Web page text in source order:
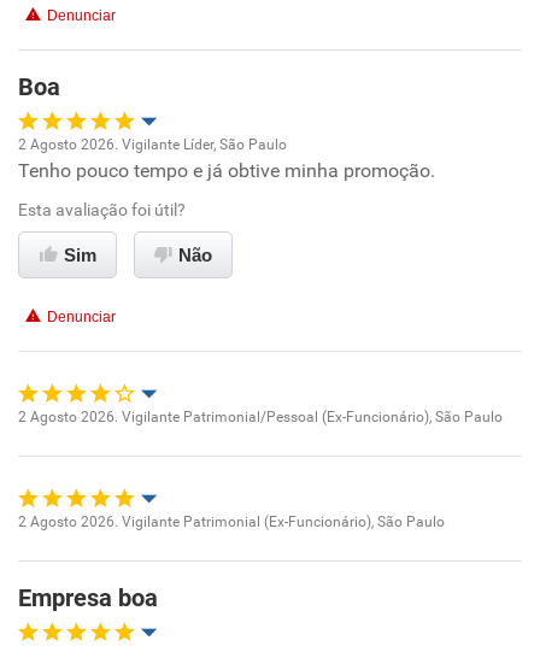
Denunciar
Boa
Oportunidade de promoção
Ambiente de trabalho
Benefícios
Recomenda esta empresa
2 Agosto 2026. Vigilante Líder, São Paulo
Tenho pouco tempo e já obtive minha promoção.
Esta avaliação foi útil?
Sim Não
Denunciar
Ambiente de trabalho
Conciliação com a vida familiar
Benefícios
2 Agosto 2026. Vigilante Patrimonial/Pessoal (Ex-Funcionário), São Paulo
Ambiente de trabalho
2 Agosto 2026. Vigilante Patrimonial (Ex-Funcionário), São Paulo
Empresa boa